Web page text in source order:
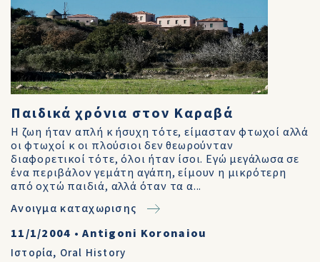
Παιδικά χρόνια στον Καραβά
Η ζωη ήταν απλή κ ήσυχη τότε, είμασταν φτωχοί αλλά
οι φτωχοί κ οι πλούσιοι δεν θεωρούνταν
διαφορετικοί τότε, όλοι ήταν ίσοι. Εγώ μεγάλωσα σε
ένα περιβάλον γεμάτη αγάπη, είμουν η μικρότερη
από οχτώ παιδιά, αλλά όταν τα α...
Ανοιγμα καταχωρισης
11/1/2004 •Antigoni Koronaiou
Ιστορία, Oral History